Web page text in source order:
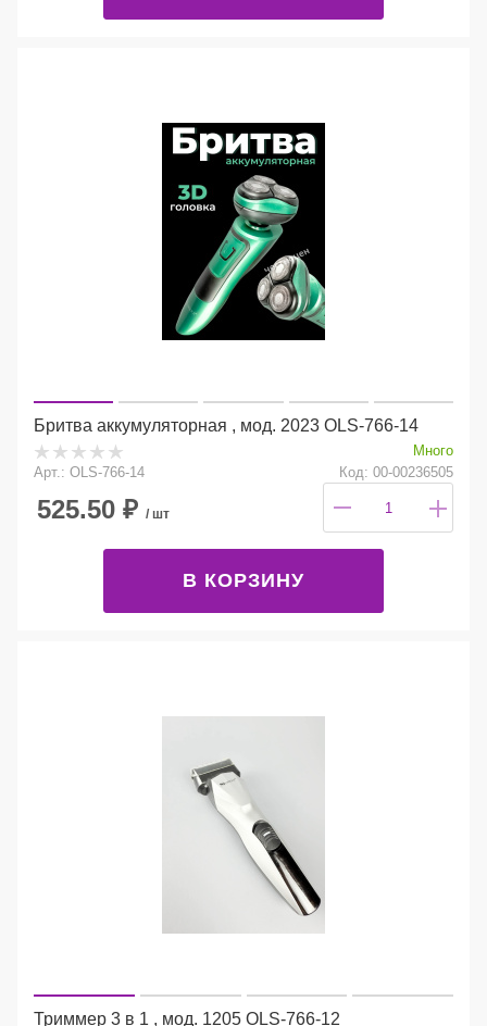
Бритва аккумуляторная , мод. 2023 OLS-766-14
Много
Арт.: OLS-766-14
Код: 00-00236505
525.50 ₽ / шт
В КОРЗИНУ
Триммер 3 в 1 , мод. 1205 OLS-766-12